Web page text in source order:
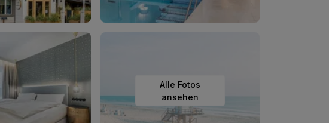
Alle Fotos
ansehen